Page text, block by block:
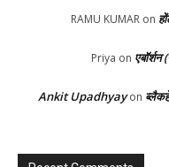
RAMU KUMAR on
Priya on एबॉर्शन
Ankit Upadhyayon